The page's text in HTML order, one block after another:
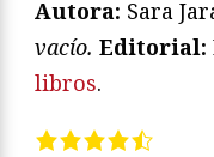
Autora: Sara
vacío. Editorial:
libros.